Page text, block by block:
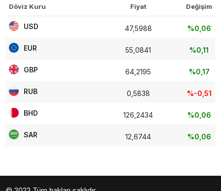
Döviz Kuru Fiyat Değişim
USD 47,5988 %0,06
EUR 55,0841 %0,11
GBP 64,2195 %0,17
RUB 0,5838 %-0,51
BHD 126,2434 %0,06
SAR 12,6744 %0,06